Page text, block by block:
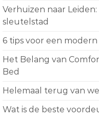
Verhuizen naar
sleutelstad
6 tips voor een
Het Belang van
Bed
Helemaal terug van
Wat is de beste